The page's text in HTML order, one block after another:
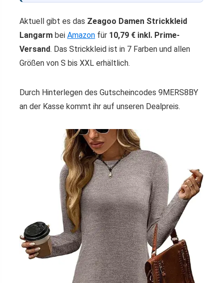
Aktuell gibt es das Zeagoo Damen Strickkleid
Langarm bei Amazon für 10,79 € inkl. Prime-
Versand. Das Strickkleid ist in 7 Farben und allen
Größen von S bis XXL erhältlich.
Durch Hinterlegen des Gutscheincodes 9MERS8BY
an der Kasse kommt ihr auf unseren Dealpreis.